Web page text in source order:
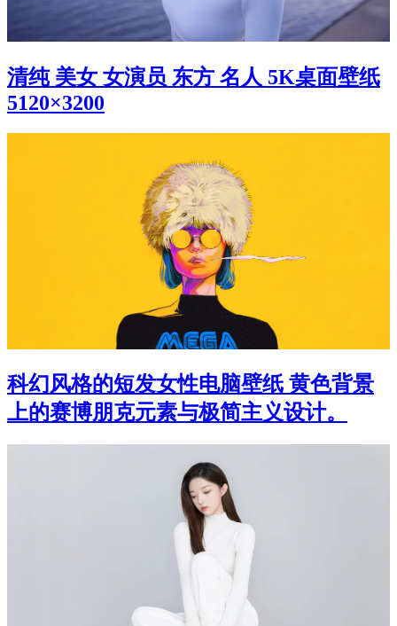
清纯 美女 女演员 东方 名人 5K桌面壁纸
5120×3200
科幻风格的短发女性电脑壁纸 黄色背景
上的赛博朋克元素与极简主义设计。